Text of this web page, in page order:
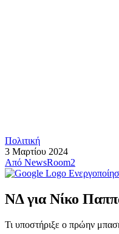
Πολιτική
3 Μαρτίου 2024
Από NewsRoom2
ΝΔ για Νίκο
Τι υποστήριξε ο πρώην